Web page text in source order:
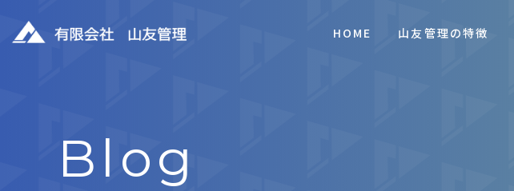
HOME 山友管理の特徴
Bl og